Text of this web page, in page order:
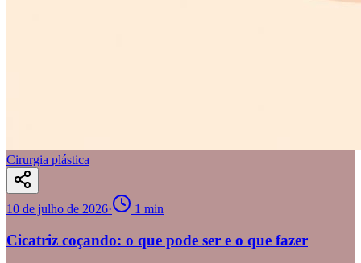
Cirurgia plástica
10 de julho de 2026· 1 min
Cicatriz coçando: o que pode ser e o que fazer